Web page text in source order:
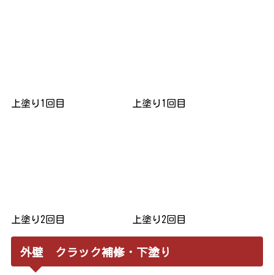
上塗り1回目 上塗り1回目
上塗り2回目 上塗り2回目
外壁 クラック補修・下塗り